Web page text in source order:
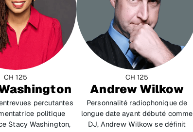
CH 125
percutantes
politique
Stacy Washington,
CH 125
Andrew Wilkow
Personnalité radiophonique de
longue date ayant débuté comme
DJ, Andrew Wilkow se définit